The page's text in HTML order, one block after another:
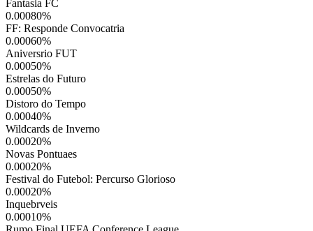
Fantasia FC
0.00080%
FF: Responde Convocatria
0.00060%
Aniversrio FUT
0.00050%
Estrelas do Futuro
0.00050%
Distoro do Tempo
0.00040%
Wildcards de Inverno
0.00020%
Novas Pontuaes
0.00020%
Festival do Futebol: Percurso Glorioso
0.00020%
Inquebrveis
0.00010%